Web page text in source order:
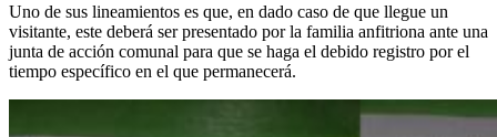
Uno de sus lineamientos es que, en dado caso de que llegue un
visitante, este deberá ser presentado por la familia anfitriona ante una
junta de acción comunal para que se haga el debido registro por el
tiempo específico en el que permanecerá.